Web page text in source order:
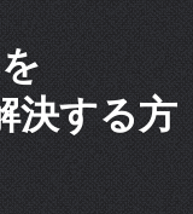
決する方